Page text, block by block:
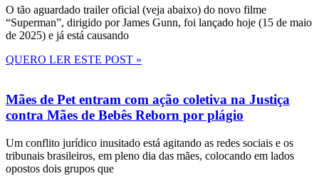
O tão aguardado trailer oficial (veja abaixo) do novo filme
“Superman”, dirigido por James Gunn, foi lançado hoje (15 de maio
de 2025) e já está causando
QUERO LER ESTE POST »
Mães de Pet entram com ação coletiva na Justiça
contra Mães de Bebês Reborn por plágio
Um conflito jurídico inusitado está agitando as redes sociais e os
tribunais brasileiros, em pleno dia das mães, colocando em lados
opostos dois grupos que